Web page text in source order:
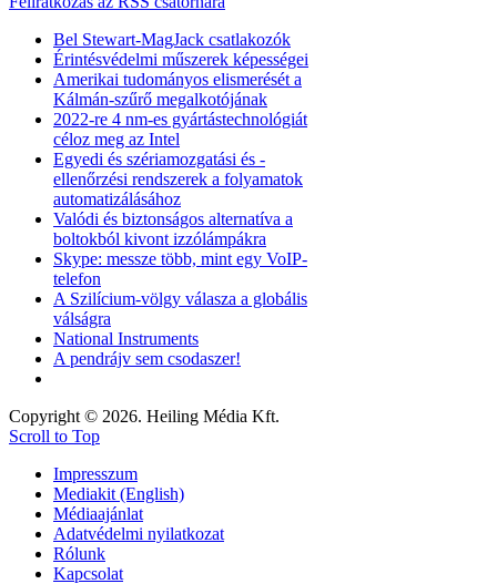
Bel Stewart-MagJack csatlakozók
Érintésvédelmi műszerek képességei
Amerikai tudományos elismerését a
Kálmán-szűrő megalkotójának
2022-re 4 nm-es gyártástechnológiát
céloz meg az Intel
Egyedi és szériamozgatási és -
ellenőrzési rendszerek a folyamatok
automatizálásához
Valódi és biztonságos alternatíva a
boltokból kivont izzólámpákra
Skype: messze több, mint egy VoIP-
telefon
A Szilícium-völgy válasza a globális
válságra
National Instruments
A pendrájv sem csodaszer!
Copyright © 2026. Heiling Média Kft.
Scroll to Top
Impresszum
Mediakit (English)
Médiaajánlat
Adatvédelmi nyilatkozat
Rólunk
Kapcsolat